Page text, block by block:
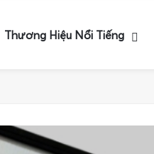
Thương Hiệu Nổi Tiếng